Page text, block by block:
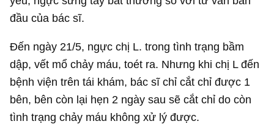
đầu của bác sĩ.
Đến ngày 21/5, ngực chị L. trong tình trạng bầm
dập, vết mổ chảy máu, toét ra. Nhưng khi chị L đến
bệnh viện trên tái khám, bác sĩ chỉ cắt chỉ được 1
bên, bên còn lại hẹn 2 ngày sau sẽ cắt chỉ do còn
tình trạng chảy máu không xử lý được.